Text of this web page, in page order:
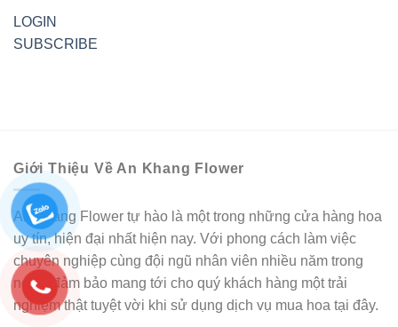
LOGIN
SUBSCRIBE
Giới Thiệu Về An Khang Flower
An Khang Flower tự hào là một trong những cửa hàng hoa
uy tín, hiện đại nhất hiện nay. Với phong cách làm việc
chuyên nghiệp cùng đội ngũ nhân viên nhiều năm trong
nghề, đảm bảo mang tới cho quý khách hàng một trải
nghiệm thật tuyệt vời khi sử dụng dịch vụ mua hoa tại đây.